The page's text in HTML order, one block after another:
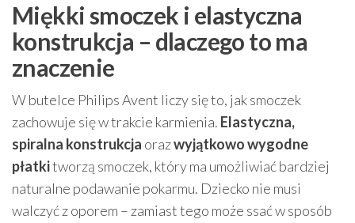
Miękki smoczek i elastyczna
konstrukcja – dlaczego to ma
znaczenie
W butelce Philips Avent liczy się to, jak smoczek
zachowuje się w trakcie karmienia. Elastyczna,
spiralna konstrukcja orazwyjątkowo wygodne
płatkitworzą smoczek, który ma umożliwiać bardziej
naturalne podawanie pokarmu. Dziecko nie musi
walczyć z oporem – zamiast tego może ssać w sposób